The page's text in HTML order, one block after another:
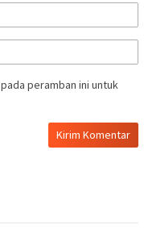
peramban ini untuk